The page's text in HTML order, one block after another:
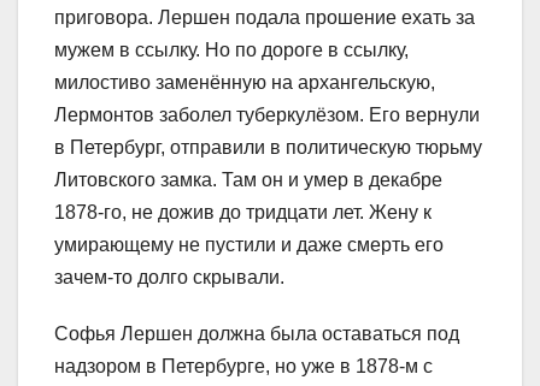
приговора. Лершен подала прошение ехать за
мужем в ссылку. Но по дороге в ссылку,
милостиво заменённую на архангельскую,
Лермонтов заболел туберкулёзом. Его вернули
в Петербург, отправили в политическую тюрьму
Литовского замка. Там он и умер в декабре
1878-го, не дожив до тридцати лет. Жену к
умирающему не пустили и даже смерть его
зачем-то долго скрывали.
Софья Лершен должна была оставаться под
надзором в Петербурге, но уже в 1878-м с